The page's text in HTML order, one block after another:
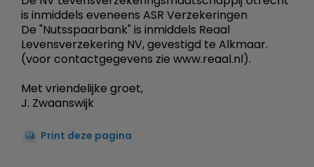
is inmiddels eveneens ASR Verzekeringen
De "Nutsspaarbank" is inmiddels Reaal
Levensverzekering NV, gevestigd te Alkmaar.
(voor contactgegevens zie www.reaal.nl).
Met vriendelijke groet,
J. Zwaanswijk
Print deze pagina